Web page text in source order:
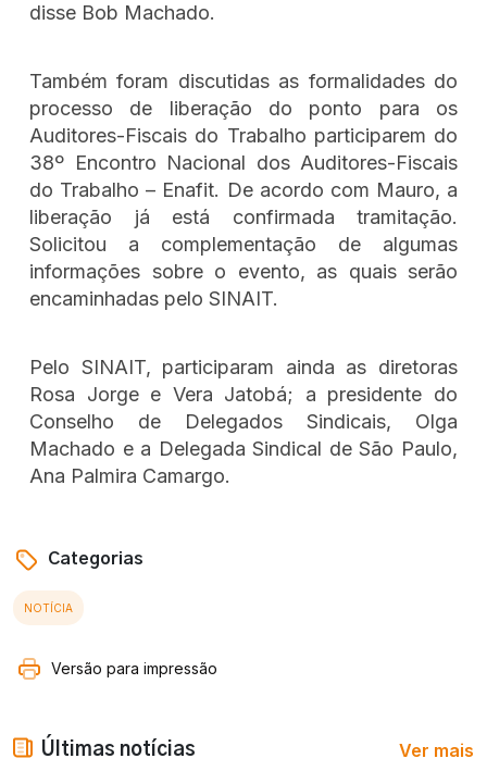
disse Bob Machado.
Também foram discutidas as formalidades do
processo de liberação do ponto para os
Auditores-Fiscais do Trabalho participarem do
38º Encontro Nacional dos Auditores-Fiscais
do Trabalho – Enafit. De acordo com Mauro, a
liberação já está confirmada tramitação.
Solicitou a complementação de algumas
informações sobre o evento, as quais serão
encaminhadas pelo SINAIT.
Pelo SINAIT, participaram ainda as diretoras
Rosa Jorge e Vera Jatobá; a presidente do
Conselho de Delegados Sindicais, Olga
Machado e a Delegada Sindical de São Paulo,
Ana Palmira Camargo.
Categorias
NOTÍCIA
Versão para impressão
Últimas notícias Ver mais